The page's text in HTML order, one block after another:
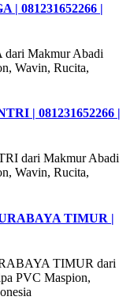
| 081231652266 |
Makmur Abadi
Wavin, Rucita,
| 081231652266 |
dari Makmur Abadi
Wavin, Rucita,
TIMUR |
TIMUR dari
PVC Maspion,